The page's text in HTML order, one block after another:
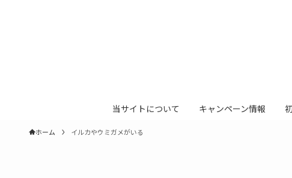
当サイトについて キャンペーン情報
ホーム イルカやウミガメがいる